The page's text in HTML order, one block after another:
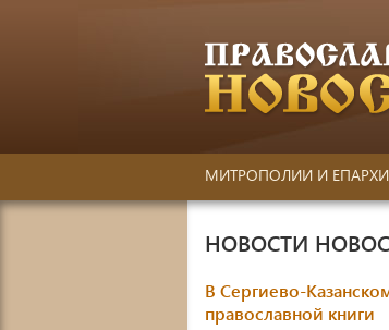
МИТРОПОЛИИ И
НОВОСТИ
В Сергиево-
православной книги